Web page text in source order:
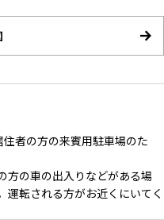
者の方の来賓用駐車場のた
方の車の出入りなどがある場
運転される方がお近くにいてく